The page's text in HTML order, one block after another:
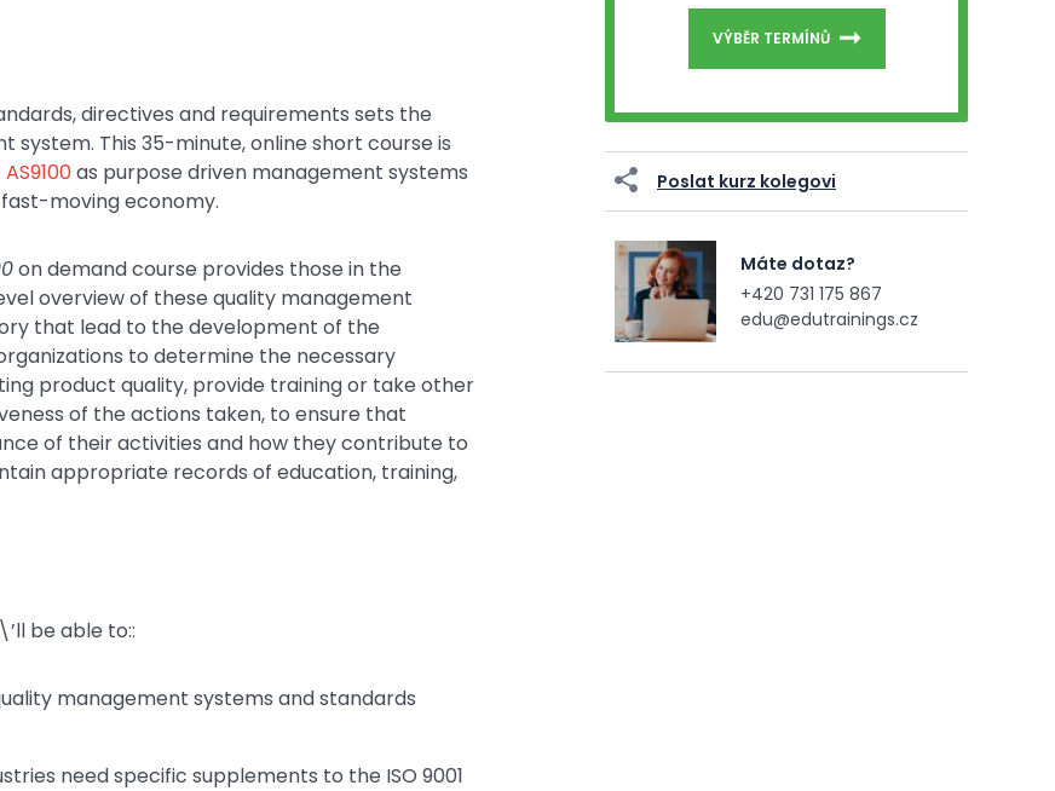
directives and requirements sets the
This 35-minute, online short course is
AS9100as purpose driven management systems
moving economy.
on demand course provides those in the
overview of these quality management
that lead to the development of the
to determine the necessary
product quality, provide training or take other
of the actions taken, to ensure that
of their activities and how they contribute to
appropriate records of education, training,
be able to::
management systems and standards
need specific supplements to the ISO 9001
VÝBĚR TERMÍNŮ
Poslat kurz kolegovi
Máte dotaz?
+420 731 175 867
edu@edutrainings.cz